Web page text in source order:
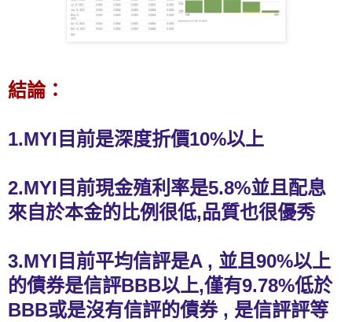
結論：
1.MYI目前是深度折價10%以上
2.MYI目前現金殖利率是5.8%並且配息
來自於本金的比例很低,品質也很優秀
3.MYI目前平均信評是A , 並且90%以上
的債券是信評BBB以上,僅有9.78%低於
BBB或是沒有信評的債券 , 是信評評等